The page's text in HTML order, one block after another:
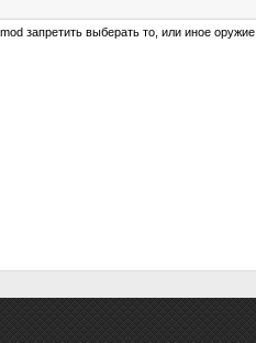
запретить выберать то, или иное оружие